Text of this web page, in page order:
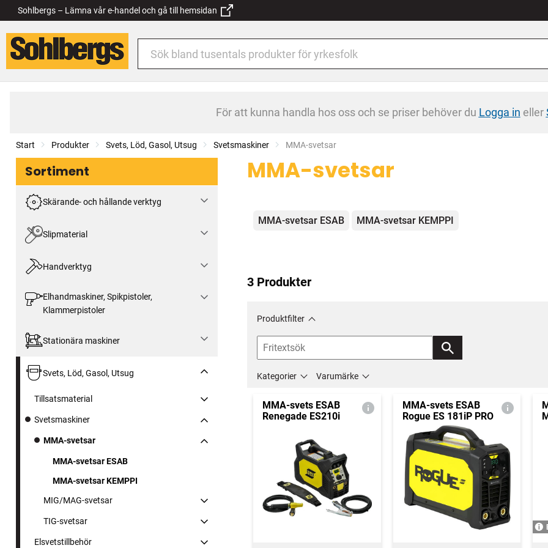
Sohlbergs – Lämna vår e-handel och gå till hemsidan
För att kunna handla hos oss och se priser behöver du Logga in eller
Start Produkter Svets, Löd, Gasol, Utsug Svetsmaskiner Current:
MMA-svetsar
Sortiment
Skärande- och hållande verktyg
Slipmaterial
Handverktyg
Elhandmaskiner, Spikpistoler,
Klammerpistoler
Stationära maskiner
Svets, Löd, Gasol, Utsug
Tillsatsmaterial
Svetsmaskiner
MMA-svetsar
MMA-svetsar ESAB
MMA-svetsar KEMPPI
MIG/MAG-svetsar
TIG-svetsar
Elsvetstillbehör
MMA-svetsar
Kategorier
MMA-svetsar ESAB MMA-svetsar KEMPPI
3 Produkter
Produktfilter
Kategorier Varumärke
MMA-svets ESAB
Renegade ES210i
MMA-svets ESAB
Rogue ES 181iP PRO